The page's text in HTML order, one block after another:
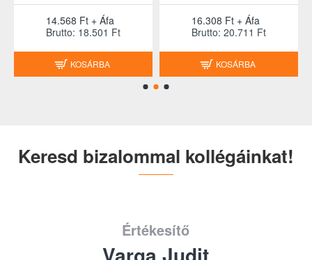
14.568 Ft + Áfa
Brutto: 18.501 Ft
KOSÁRBA
16.308 Ft + Áfa
Brutto: 20.711 Ft
KOSÁRBA
Keresd bizalommal kollégáinkat!
Értékesítő